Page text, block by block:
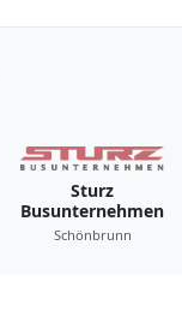
Sturz
Busunternehmen
Schönbrunn